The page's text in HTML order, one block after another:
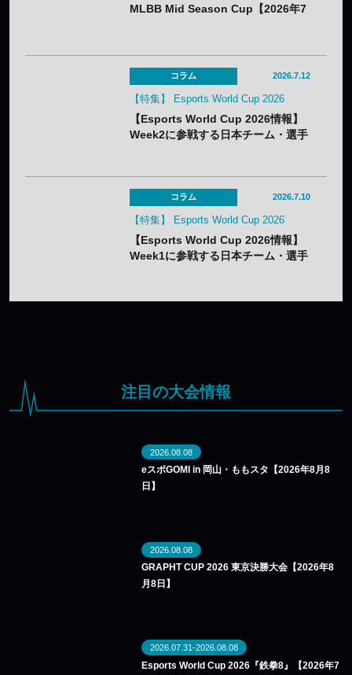
MLBB Mid Season Cup【2026年7
コラム 2026.7.12
【特集】 Esports World Cup 2026
【Esports World Cup 2026情報】
Week2に参戦する日本チーム・選手
コラム 2026.7.10
【特集】 Esports World Cup 2026
【Esports World Cup 2026情報】
Week1に参戦する日本チーム・選手
注目の大会情報
2026.08.08
eスポGOMI in 岡山・ももスタ【2026年8月8
日】
2026.08.08
GRAPHT CUP 2026 東京決勝大会【2026年8
月8日】
2026.07.31-2026.08.08
Esports World Cup 2026『鉄拳8』【2026年7